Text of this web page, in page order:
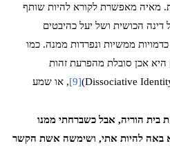
מאיה מאפשרת לקורא להיות שותף
דינה הכושית ושל יעל כהיבטים
ממשיות ונפרדות ממנה. כמו
אכן סובלת מהפרעת זהות
Dissociative
)
[9], או שמע
בית הוריה, אבל כשברחתי ממנו
באה להיות אתי, ושימשה אשת הקשר